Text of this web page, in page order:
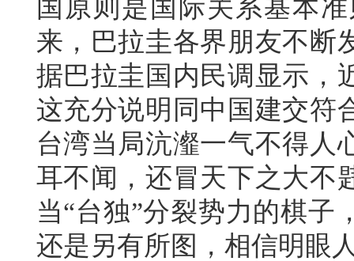
国原则是国际关系基本
来，巴拉圭各界朋友不断
据巴拉圭国内民调显示，
这充分说明同中国建交符
台湾当局沆瀣一气不得人
耳不闻，还冒天下之大不
当“台独”分裂势力的棋子
还是另有所图，相信明眼